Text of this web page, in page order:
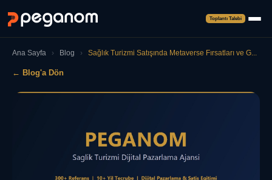
Toplantı Talebi
Ana Sayfa › Blog › Sağlık Turizmi Satışında Metaverse Fırsatları ve G...
← Blog'a Dön